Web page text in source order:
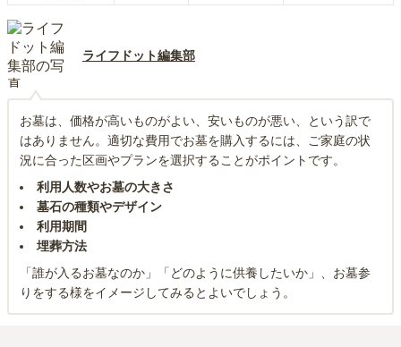
ライフドット編集部
お墓は、価格が高いものがよい、安いものが悪い、という訳で
はありません。適切な費用でお墓を購入するには、ご家庭の状
況に合った区画やプランを選択することがポイントです。
利用人数やお墓の大きさ
墓石の種類やデザイン
利用期間
埋葬方法
「誰が入るお墓なのか」「どのように供養したいか」、お墓参
りをする様をイメージしてみるとよいでしょう。